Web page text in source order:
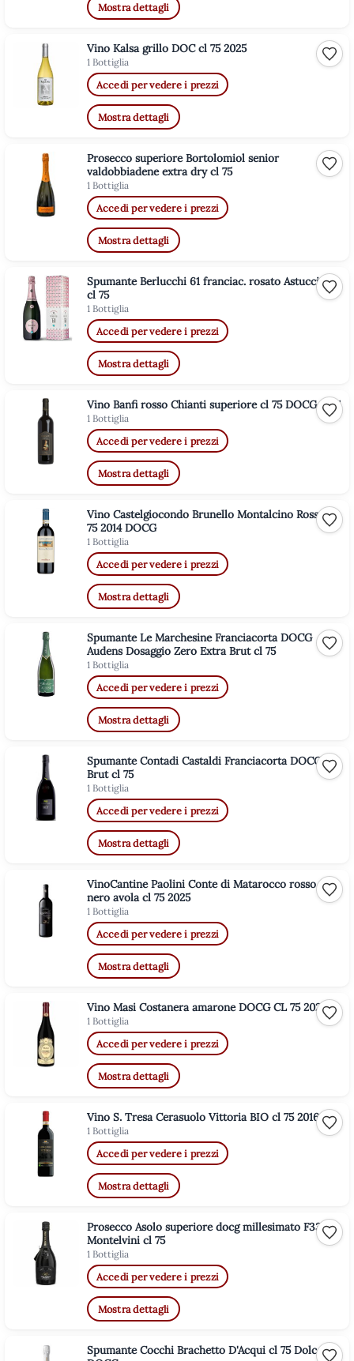
Mostra dettagli
Vino Kalsa grillo DOC cl 75 2025
1 Bottiglia
Accedi per vedere i prezzi
Mostra dettagli
Prosecco superiore Bortolomiol senior
valdobbiadene extra dry cl 75
1 Bottiglia
Accedi per vedere i prezzi
Mostra dettagli
Spumante Berlucchi 61 franciac. rosato Astucciato
cl 75
1 Bottiglia
Accedi per vedere i prezzi
Mostra dettagli
Vino Banfi rosso Chianti superiore cl 75 DOCG 2021
1 Bottiglia
Accedi per vedere i prezzi
Mostra dettagli
Vino Castelgiocondo Brunello Montalcino Rosso cl
75 2014 DOCG
1 Bottiglia
Accedi per vedere i prezzi
Mostra dettagli
Spumante Le Marchesine Franciacorta DOCG
Audens Dosaggio Zero Extra Brut cl 75
1 Bottiglia
Accedi per vedere i prezzi
Mostra dettagli
Spumante Contadi Castaldi Franciacorta DOCG
Brut cl 75
1 Bottiglia
Accedi per vedere i prezzi
Mostra dettagli
VinoCantine Paolini Conte di Matarocco rosso
nero avola cl 75 2025
1 Bottiglia
Accedi per vedere i prezzi
Mostra dettagli
Vino Masi Costanera amarone DOCG CL 75 2020
1 Bottiglia
Accedi per vedere i prezzi
Mostra dettagli
Vino S. Tresa Cerasuolo Vittoria BIO cl 75 2016
1 Bottiglia
Accedi per vedere i prezzi
Mostra dettagli
Prosecco Asolo superiore docg millesimato F333M
Montelvini cl 75
1 Bottiglia
Accedi per vedere i prezzi
Mostra dettagli
Spumante Cocchi Brachetto D'Acqui cl 75 Dolce